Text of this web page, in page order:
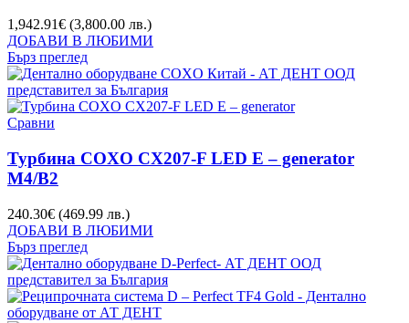
1,942.91€ (3,800.00 лв.)
ДОБАВИ В ЛЮБИМИ
Бърз преглед
Сравни
Турбина COXO CX207-F LED E – generator
М4/B2
240.30€ (469.99 лв.)
ДОБАВИ В ЛЮБИМИ
Бърз преглед